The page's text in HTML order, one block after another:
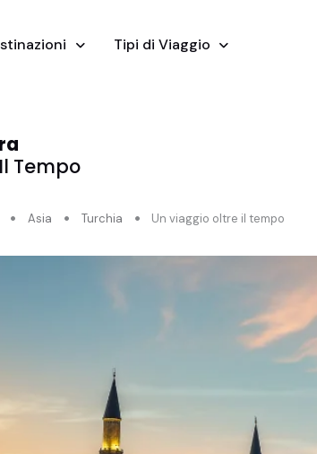
Tipi di Viaggio
Tempo
Asia Turchia Un viaggio oltre il tempo